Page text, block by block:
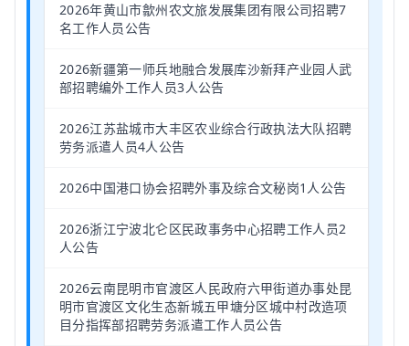
2026年黄山市歙州农文旅发展集团有限公司招聘7
名工作人员公告
2026新疆第一师兵地融合发展库沙新拜产业园人武
部招聘编外工作人员3人公告
2026江苏盐城市大丰区农业综合行政执法大队招聘
劳务派遣人员4人公告
2026中国港口协会招聘外事及综合文秘岗1人公告
2026浙江宁波北仑区民政事务中心招聘工作人员2
人公告
2026云南昆明市官渡区人民政府六甲街道办事处昆
明市官渡区文化生态新城五甲塘分区城中村改造项
目分指挥部招聘劳务派遣工作人员公告